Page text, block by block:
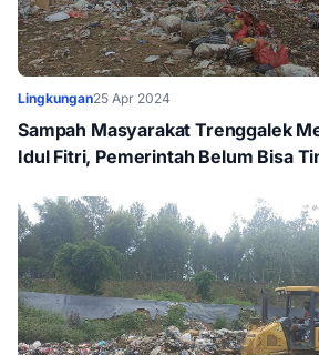
Lingkungan25 Apr 2024
Sampah Masyarakat Trenggalek
Idul Fitri, Pemerintah Belum Bisa